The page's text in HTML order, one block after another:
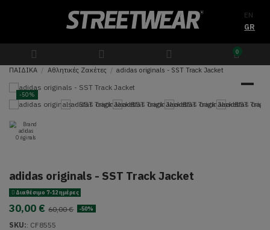
EN
GR
0
ΠΑΙΔΙΚΑ Αθλητικές Ζακέτες adidas originals - SST Track Jacket
-50%
adidas originals - SST Track Jacket
Διαθέσιμο 7-12 ημέρες
30,00 € 60,00 € -50%
SKU:: CF8555